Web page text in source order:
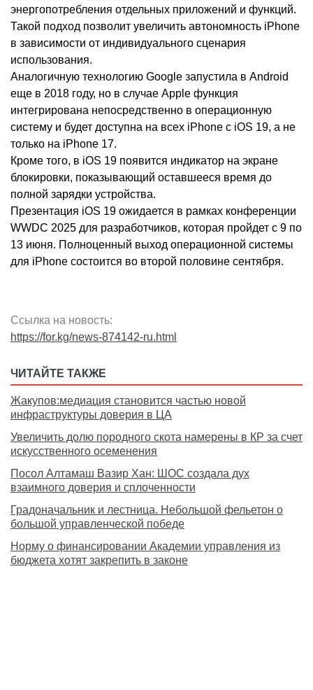
энергопотребления отдельных приложений и функций.
Такой подход позволит увеличить автономность iPhone
в зависимости от индивидуального сценария
использования.
Аналогичную технологию Google запустила в Android
еще в 2018 году, но в случае Apple функция
интегрирована непосредственно в операционную
систему и будет доступна на всех iPhone с iOS 19, а не
только на iPhone 17.
Кроме того, в iOS 19 появится индикатор на экране
блокировки, показывающий оставшееся время до
полной зарядки устройства.
Презентация iOS 19 ожидается в рамках конференции
WWDC 2025 для разработчиков, которая пройдет с 9 по
13 июня. Полноценный выход операционной системы
для iPhone состоится во второй половине сентября.
Ссылка на новость:
https://for.kg/news-874142-ru.html
ЧИТАЙТЕ ТАКЖЕ
Жакупов:медиация становится частью новой
инфраструктуры доверия в ЦА
Увеличить долю породного скота намерены в КР за счет
искусственного осеменения
Посол Алтамаш Вазир Хан: ШОС создала дух
взаимного доверия и сплоченности
Градоначальник и лестница. Небольшой фельетон о
большой управленческой победе
Норму о финансировании Академии управления из
бюджета хотят закрепить в законе